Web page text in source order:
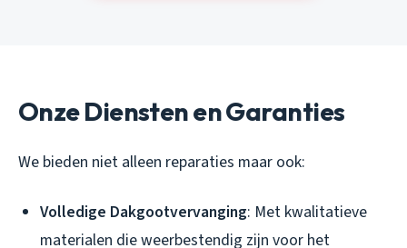
Onze Diensten en Garanties
We bieden niet alleen reparaties maar ook:
Volledige Dakgootvervanging: Met kwalitatieve
materialen die weerbestendig zijn voor het